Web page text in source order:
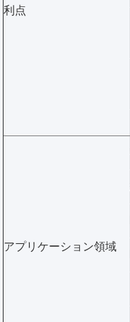
利点
アプリケーション領域